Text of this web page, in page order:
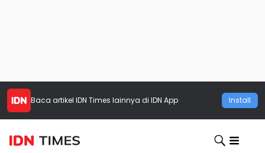
Baca artikel IDN Times lainnya di IDN App Install